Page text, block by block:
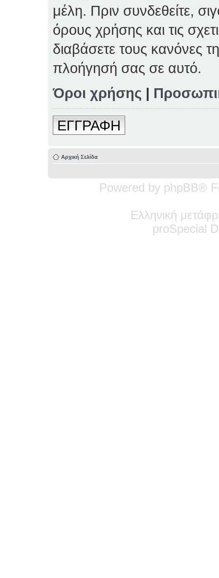
μέλη. Πριν συνδεθείτε,
όρους χρήσης και τις
διαβάσετε τους κανόνες
πλοήγησή σας σε αυτό.
Όροι χρήσης |
ΕΓΓΡΑΦΗ
Αρχική Σελίδα
Powered by phpBB®
Ελληνική
proSpecial